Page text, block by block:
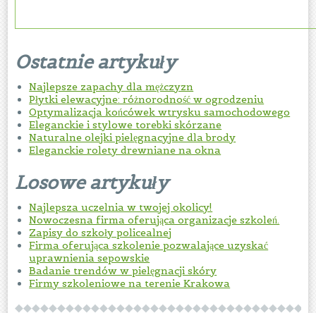
Ostatnie artykuły
Najlepsze zapachy dla mężczyzn
Płytki elewacyjne: różnorodność w ogrodzeniu
Optymalizacja końcówek wtrysku samochodowego
Eleganckie i stylowe torebki skórzane
Naturalne olejki pielęgnacyjne dla brody
Eleganckie rolety drewniane na okna
Losowe artykuły
Najlepsza uczelnia w twojej okolicy!
Nowoczesna firma oferująca organizacje szkoleń.
Zapisy do szkoły policealnej
Firma oferująca szkolenie pozwalające uzyskać
uprawnienia sepowskie
Badanie trendów w pielęgnacji skóry
Firmy szkoleniowe na terenie Krakowa